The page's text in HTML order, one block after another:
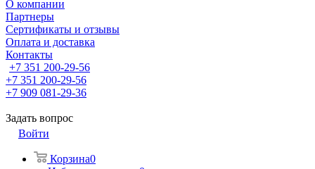
О компании
Партнеры
Cертификаты и отзывы
Оплата и доставка
Контакты
+7 351 200-29-56
+7 351 200-29-56
+7 909 081-29-36
Задать вопрос
Войти
Корзина0